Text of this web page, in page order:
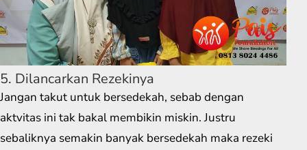
5. Dilancarkan Rezekinya
Jangan takut untuk bersedekah, sebab dengan
aktvitas ini tak bakal membikin miskin. Justru
sebaliknya semakin banyak bersedekah maka rezeki